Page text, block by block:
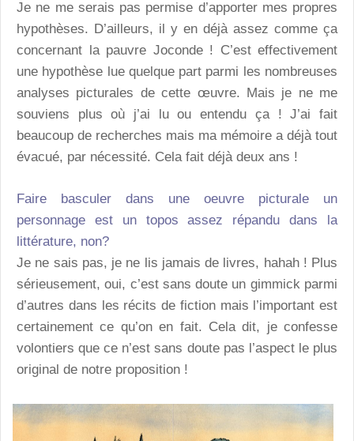
Je ne me serais pas permise d’apporter mes propres
hypothèses. D’ailleurs, il y en déjà assez comme ça
concernant la pauvre Joconde ! C’est effectivement
une hypothèse lue quelque part parmi les nombreuses
analyses picturales de cette œuvre. Mais je ne me
souviens plus où j’ai lu ou entendu ça ! J’ai fait
beaucoup de recherches mais ma mémoire a déjà tout
évacué, par nécessité. Cela fait déjà deux ans !
Faire basculer dans une oeuvre picturale un
personnage est un topos assez répandu dans la
littérature, non?
Je ne sais pas, je ne lis jamais de livres, hahah ! Plus
sérieusement, oui, c’est sans doute un gimmick parmi
d’autres dans les récits de fiction mais l’important est
certainement ce qu’on en fait. Cela dit, je confesse
volontiers que ce n’est sans doute pas l’aspect le plus
original de notre proposition !